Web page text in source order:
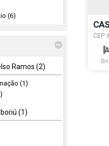
(6)
(1)
Ramos (2)
(1)
(1)
CEP: